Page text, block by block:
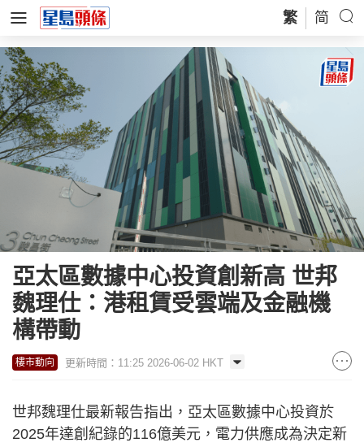
繁 简
亞太區數據中心投資創新高 世邦
魏理仕：港租賃受雲端及金融機
構帶動
樓市動向 更新時間：11:25 2026-06-02 HKT
世邦魏理仕最新報告指出，亞太區數據中心投資於
2025年達創紀錄的116億美元，電力供應成為決定新